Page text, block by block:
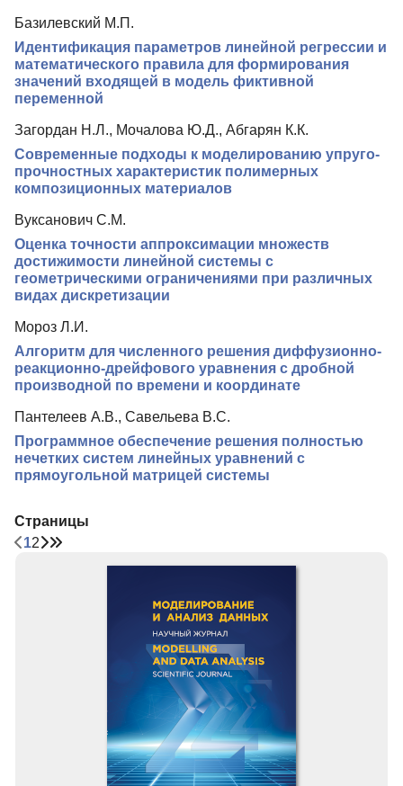
Базилевский М.П.
Идентификация параметров линейной регрессии и
математического правила для формирования
значений входящей в модель фиктивной
переменной
Загордан Н.Л., Мочалова Ю.Д., Абгарян К.К.
Современные подходы к моделированию упруго-
прочностных характеристик полимерных
композиционных материалов
Вуксанович С.М.
Оценка точности аппроксимации множеств
достижимости линейной системы с
геометрическими ограничениями при различных
видах дискретизации
Мороз Л.И.
Алгоритм для численного решения диффузионно-
реакционно-дрейфового уравнения с дробной
производной по времени и координате
Пантелеев А.В., Савельева В.С.
Программное обеспечение решения полностью
нечетких систем линейных уравнений с
прямоугольной матрицей системы
Страницы
12